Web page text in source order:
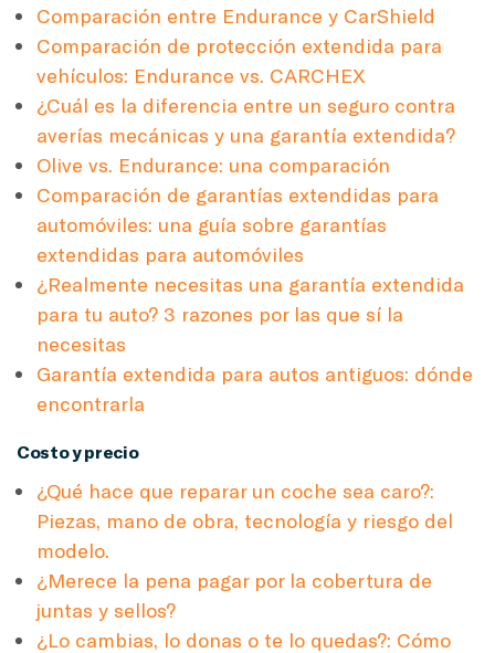
Comparación entre Endurance y CarShield
Comparación de protección extendida para
vehículos: Endurance vs. CARCHEX
¿Cuál es la diferencia entre un seguro contra
averías mecánicas y una garantía extendida?
Olive vs. Endurance: una comparación
Comparación de garantías extendidas para
automóviles: una guía sobre garantías
extendidas para automóviles
¿Realmente necesitas una garantía extendida
para tu auto? 3 razones por las que sí la
necesitas
Garantía extendida para autos antiguos: dónde
encontrarla
Costo y precio
¿Qué hace que reparar un coche sea caro?:
Piezas, mano de obra, tecnología y riesgo del
modelo.
¿Merece la pena pagar por la cobertura de
juntas y sellos?
¿Lo cambias, lo donas o te lo quedas?: Cómo